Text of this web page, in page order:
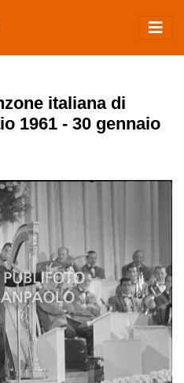
italiana di
1961 - 30 gennaio